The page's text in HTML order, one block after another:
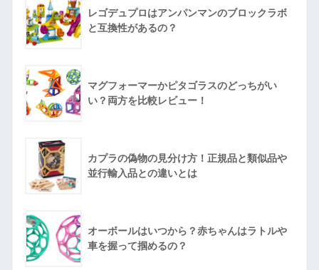
レゴデュプロはアンパンマンのブロックラボ
と互換性があるの？
マグフォーマーかピタゴラスのどっちがい
い？両方を比較レビュー！
カプラの偽物の見分け方！正規品と類似品や
並行輸入品との違いとは
オーボールはいつから？赤ちゃんはラトルや
車を握って掴めるの？